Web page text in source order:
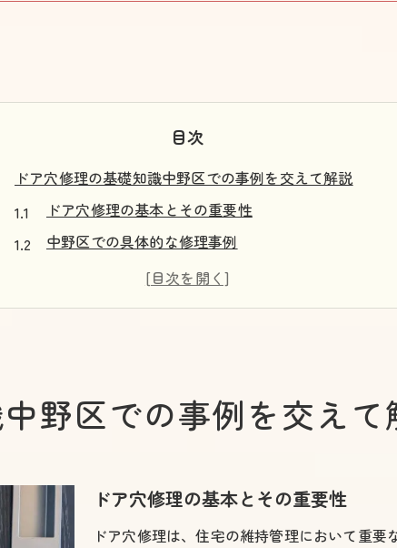
目次
ドア穴修理の基礎知識中野区での事例を交えて解説
ドア穴修理の基本とその重要性
中野区での具体的な修理事例
異なるドア素材による修理方法の違い
ドア穴が一般的に発生する原因とは？
中野区のドア穴修理費用相場を徹底調査実際の価格は？
中野区でのドア穴修理費用の最新情報
ドアタイプ別の修理費用の比較
業者による費用の違い
野区での事例を交えて
ドア穴修理の基本とその重要性
ドア穴修理は、住宅の維持管理において重